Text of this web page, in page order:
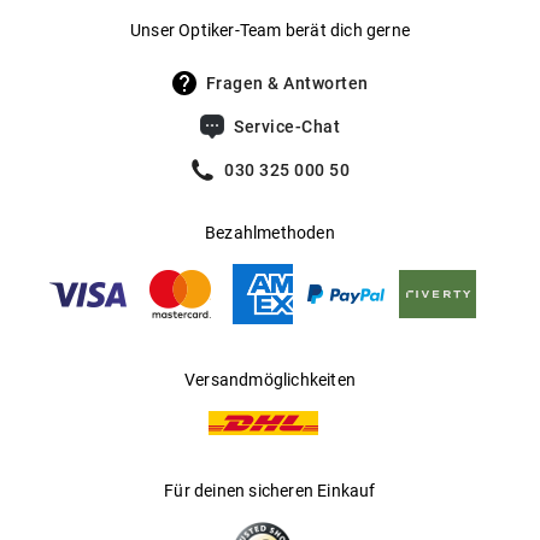
Endkappen
Gummi zum Befestigen der Brille
Unser Optiker-Team berät dich gerne
Fragen & Antworten
Service-Chat
030 325 000 50
Bezahlmethoden
Versandmöglichkeiten
Für deinen sicheren Einkauf